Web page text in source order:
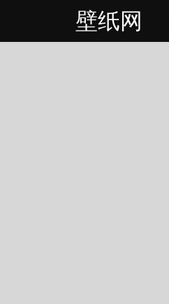
壁纸网